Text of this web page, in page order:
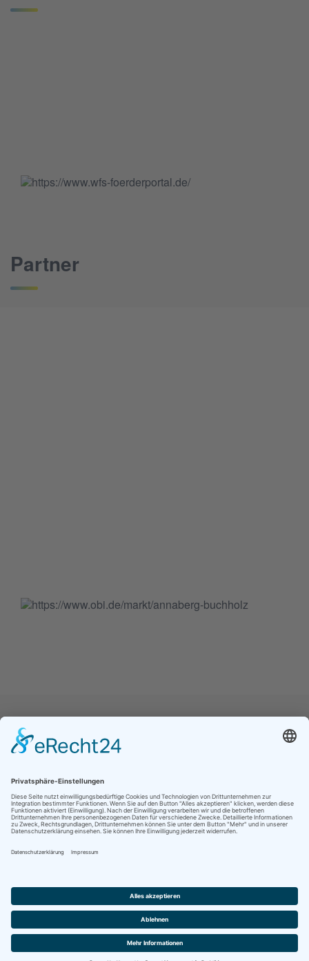
Partner
Jetzt folgen für noch mehr Einblicke ins
Vereinsleben:
Impressum
Datenschutz